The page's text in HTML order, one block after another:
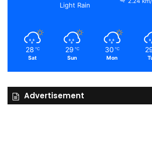
Light Rain
28 ℃
Sat
29 ℃
Sun
30 ℃
Mon
Advertisement